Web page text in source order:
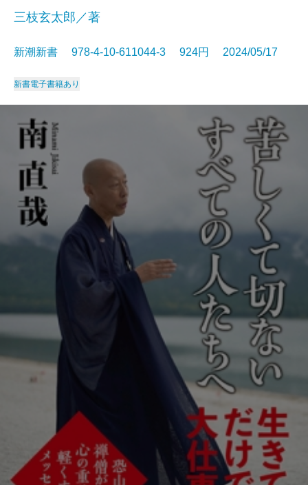
三枝玄太郎／著
新潮新書 978-4-10-611044-3 924円 2024/05/17
新書電子書籍あり